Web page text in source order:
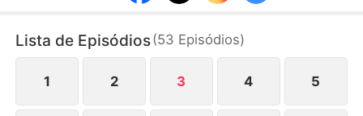
Lista de Episódios(53 Episódios)
1 2 3 4 5